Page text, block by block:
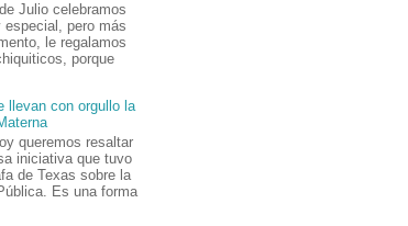
Julio celebramos
especial, pero más
le regalamos
porque
llevan con orgullo la
queremos resaltar
iniciativa que tuvo
de Texas sobre la
Es una forma